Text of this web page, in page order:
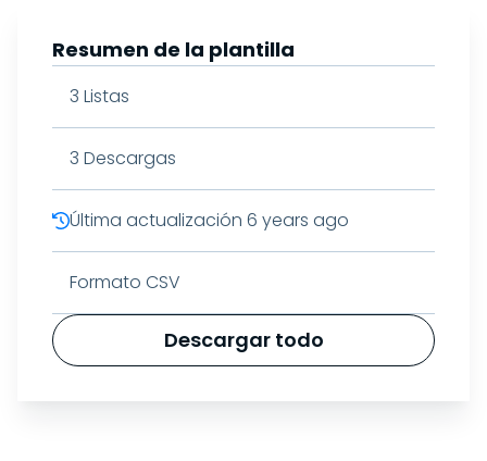
Resumen de la plantilla
3 Listas
3 Descargas
Última actualización 6 years ago
Formato CSV
Descargar todo